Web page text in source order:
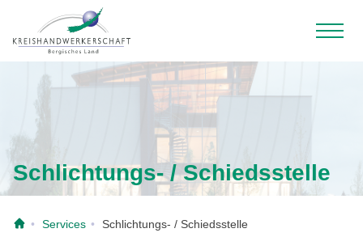
Schlichtungs- / Schiedsstelle
Services Schlichtungs- / Schiedsstelle